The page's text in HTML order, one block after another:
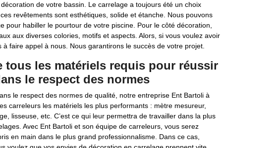
de votre bassin. Le carrelage a toujours été un choix
revêtements sont esthétiques, solide et étanche. Nous pouvons
pour habiller le pourtour de votre piscine. Pour le côté décoration,
aux diverses colories, motifs et aspects. Alors, si vous voulez avoir
à faire appel à nous. Nous garantirons le succès de votre projet.
tous les matériels requis pour réussir
le respect des normes
le respect des normes de qualité, notre entreprise Ent Bartoli à
carreleurs les matériels les plus performants : mètre mesureur,
lisseuse, etc. C’est ce qui leur permettra de travailler dans la plus
Avec Ent Bartoli et son équipe de carreleurs, vous serez
en main dans le plus grand professionnalisme. Dans ce cas,